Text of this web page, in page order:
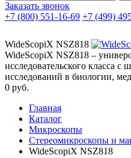
Заказать звонок
+7 (800) 551-16-69 +7 (499)
WideScopiX NSZ818
WideScopiX NSZ818 –
исследовательского класса
исследований в биологии,
0 руб.
Главная
Каталог
Микроскопы
Стереомикроскопы и
WideScopiX NSZ818